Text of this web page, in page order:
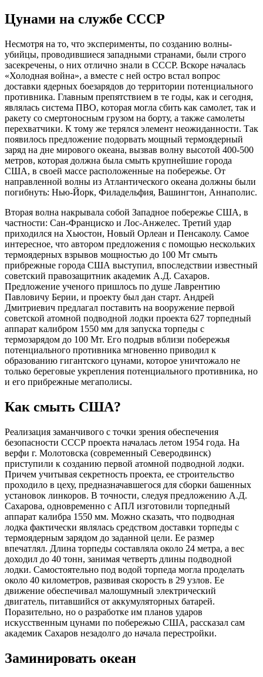
Цунами на службе СССР
Несмотря на то, что эксперименты, по созданию волны-
убийцы, проводившиеся западными странами, были строго
засекречены, о них отлично знали в СССР. Вскоре началась
«Холодная война», а вместе с ней остро встал вопрос
доставки ядерных боезарядов до территории потенциального
противника. Главным препятствием в те годы, как и сегодня,
являлась система ПВО, которая могла сбить как самолет, так и
ракету со смертоносным грузом на борту, а также самолеты
перехватчики. К тому же терялся элемент неожиданности. Так
появилось предложение подорвать мощный термоядерный
заряд на дне мирового океана, вызвав волну высотой 400-500
метров, которая должна была смыть крупнейшие города
США, в своей массе расположенные на побережье. От
направленной волны из Атлантического океана должны были
погибнуть: Нью-Йорк, Филадельфия, Вашингтон, Аннаполис.
Вторая волна накрывала собой Западное побережье США, в
частности: Сан-Франциско и Лос-Анжелес. Третий удар
приходился на Хьюстон, Новый Орлеан и Пенсаколу. Самое
интересное, что автором предложения с помощью нескольких
термоядерных взрывов мощностью до 100 Мт смыть
прибрежные города США выступил, впоследствии известный
советский правозащитник академик А.Д. Сахаров.
Предложение ученого пришлось по душе Лаврентию
Павловичу Берии, и проекту был дан старт. Андрей
Дмитриевич предлагал поставить на вооружение первой
советской атомной подводной лодки проекта 627 торпедный
аппарат калибром 1550 мм для запуска торпеды с
термозарядом до 100 Мт. Его подрыв вблизи побережья
потенциального противника мгновенно приводил к
образованию гигантского цунами, которое уничтожало не
только береговые укрепления потенциального противника, но
и его прибрежные мегаполисы.
Как смыть США?
Реализация заманчивого с точки зрения обеспечения
безопасности СССР проекта началась летом 1954 года. На
верфи г. Молотовска (современный Северодвинск)
приступили к созданию первой атомной подводной лодки.
Причем учитывая секретность проекта, ее строительство
проходило в цеху, предназначавшегося для сборки башенных
установок линкоров. В точности, следуя предложению А.Д.
Сахарова, одновременно с АПЛ изготовили торпедный
аппарат калибра 1550 мм. Можно сказать, что подводная
лодка фактически являлась средством доставки торпеды с
термоядерным зарядом до заданной цели. Ее размер
впечатлял. Длина торпеды составляла около 24 метра, а вес
доходил до 40 тонн, занимая четверть длины подводной
лодки. Самостоятельно под водой торпеда могла проделать
около 40 километров, развивая скорость в 29 узлов. Ее
движение обеспечивал малошумный электрический
двигатель, питавшийся от аккумуляторных батарей.
Поразительно, но о разработке им планов ударов
искусственным цунами по побережью США, рассказал сам
академик Сахаров незадолго до начала перестройки.
Заминировать океан